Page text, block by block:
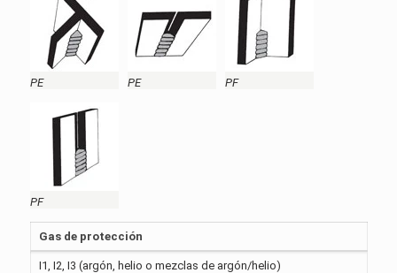
PE PE PF
PF
Gas de protección
I1, I2, I3 (argón, helio o mezclas de argón/helio)